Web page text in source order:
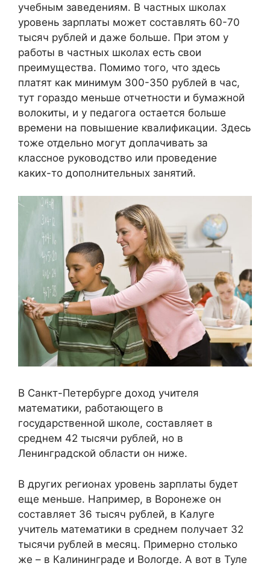
учебным заведениям. В частных школах
уровень зарплаты может составлять 60-70
тысяч рублей и даже больше. При этом у
работы в частных школах есть свои
преимущества. Помимо того, что здесь
платят как минимум 300-350 рублей в час,
тут гораздо меньше отчетности и бумажной
волокиты, и у педагога остается больше
времени на повышение квалификации. Здесь
тоже отдельно могут доплачивать за
классное руководство или проведение
каких-то дополнительных занятий.
В Санкт-Петербурге доход учителя
математики, работающего в
государственной школе, составляет в
среднем 42 тысячи рублей, но в
Ленинградской области он ниже.
В других регионах уровень зарплаты будет
еще меньше. Например, в Воронеже он
составляет 36 тысяч рублей, в Калуге
учитель математики в среднем получает 32
тысячи рублей в месяц. Примерно столько
же – в Калининграде и Вологде. А вот в Туле